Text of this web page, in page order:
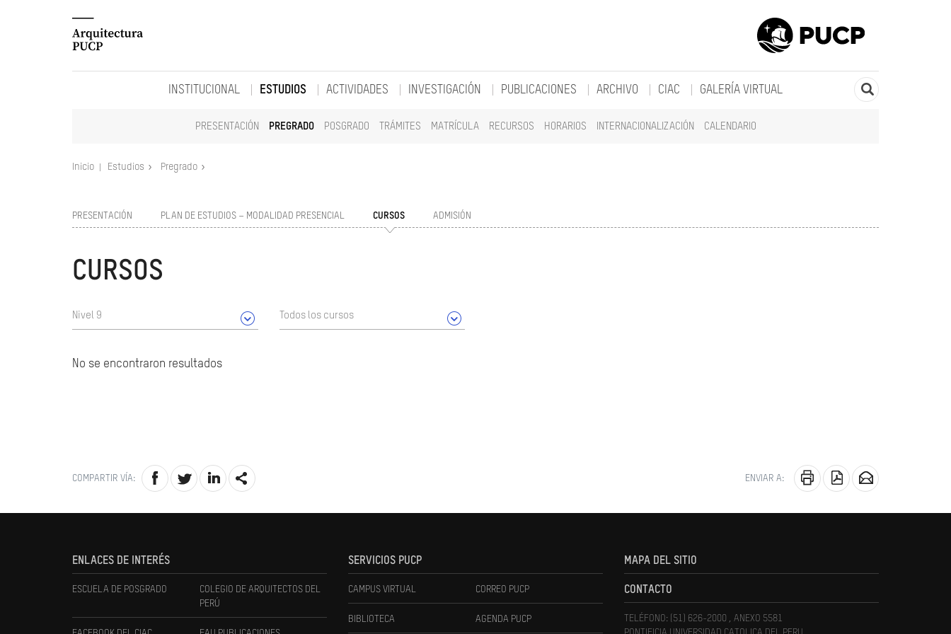
INSTITUCIONAL ESTUDIOS
PRESENTACIÓN PREGRADO POSGRADO TRÁMITES MATRÍCULA RECURSOS HORARIOS INTERNACIONALIZACIÓN CALENDARIO
ACTIVIDADES INVESTIGACIÓN PUBLICACIONES ARCHIVO CIAC GALERÍA VIRTUAL
Inicio Estudios Pregrado
PRESENTACIÓN PLAN DE ESTUDIOS – MODALIDAD PRESENCIAL CURSOS ADMISIÓN
CURSOS
Nivel 9 Todos los cursos
No se encontraron resultados
COMPARTIR VÍA: ENVIAR A:
ENLACES DE INTERÉS
ESCUELA DE POSGRADO
COLEGIO DE ARQUITECTOS DEL
PERÚ
SERVICIOS PUCP
CAMPUS VIRTUAL CORREO PUCP
BIBLIOTECA AGENDA PUCP
MAPA DEL SITIO
CONTACTO
TELÉFONO: (51) 626-2000 , ANEXO 5581